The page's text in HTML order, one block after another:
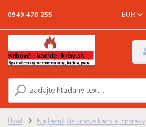
EUR
0949 476 255
Úvod Najlacnějšie krbové kachle, sporáky